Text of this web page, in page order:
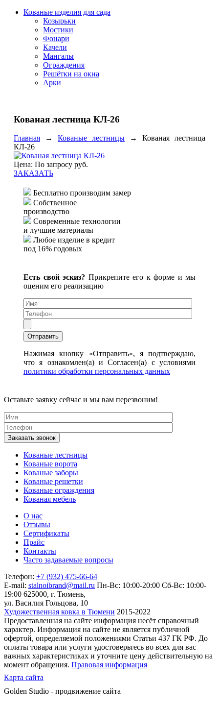
Кованые изделия для сада
Козырьки
Мостики
Фонари
Качели
Мангалы
Ограждения
Решётки на окна
Арки
Кованая лестница КЛ-26
Главная → Кованые лестницы → Кованая лестница
КЛ-26
Цена: По запросу руб.
ЗАКАЗАТЬ
Бесплатно производим замер
Собственное
производство
Современные технологии
и лучшие материалы
Любое изделие в кредит
под 16% годовых
Есть свой эскиз? Прикрепите его к форме и мы
оценим его реализацию
Нажимая кнопку «Отправить», я подтверждаю,
что я ознакомлен(а) и Согласен(а) с условиями
политики обработки персональных данных
Оставьте заявку сейчас и мы вам перезвоним!
Кованые лестницы
Кованые ворота
Кованые заборы
Кованые решетки
Кованые ограждения
Кованая мебель
О нас
Отзывы
Сертификаты
Прайс
Контакты
Часто задаваемые вопросы
Телефон: +7 (932) 475-66-64
E-mail: stalnoibrand@mail.ru Пн-Вс: 10:00-20:00 Сб-Вс: 10:00-
19:00 625000, г. Тюмень,
ул. Василия Гольцова, 10
Художественная ковка в Тюмени 2015-2022
Предоставленная на сайте информация несёт справочный
характер. Информация на сайте не является публичной
офертой, определяемой положениями Статьи 437 ГК РФ. До
оплаты товара или услуги удостоверьтесь во всех для вас
важных характеристиках и уточните цену действительную на
момент обращения. Правовая информация
Карта сайта
Golden Studio - продвижение сайта